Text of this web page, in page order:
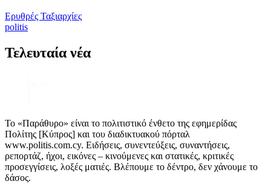
Ερυθρές Ταξιαρχίες
politis
Τελευταία νέα
Το «Παράθυρο» είναι το πολιτιστικό ένθετο της εφημερίδας
Πολίτης [Κύπρος] και του διαδικτυακού πόρταλ
www.politis.com.cy. Ειδήσεις, συνεντεύξεις, συναντήσεις,
ρεπορτάζ, ήχοι, εικόνες – κινούμενες και στατικές, κριτικές
προσεγγίσεις, λοξές ματιές. Βλέπουμε το δέντρο, δεν χάνουμε το
δάσος.